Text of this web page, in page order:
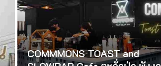
COMMMONS TOAST and